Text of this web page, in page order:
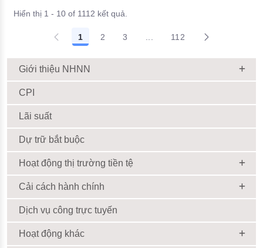
Hiển thị 1 - 10 of 1112 kết quả.
1 2 3 112
Giới thiệu NHNN
CPI
Lãi suất
Dự trữ bắt buộc
Hoạt động thị trường tiền tệ
Cải cách hành chính
Dịch vụ công trực tuyến
Hoạt động khác